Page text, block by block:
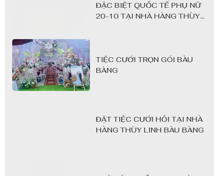
ĐẶC BIỆT QUỐC TẾ PHỤ NỮ
20-10 TẠI NHÀ HÀNG THÙY
TIỆC CƯỚI TRỌN GÓI BÀU
BÀNG
ĐẶT TIỆC CƯỚI HỎI TẠI NHÀ
HÀNG THÙY LINH BÀU BÀNG